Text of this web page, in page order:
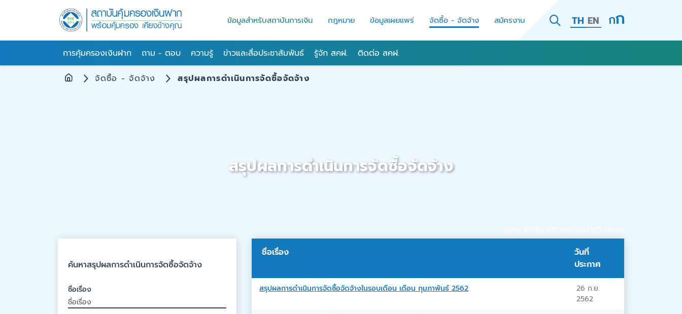
ข้อมูลสำหรับสถาบันการเงิน กฎหมาย ข้อมูลเผยแพร่ จัดซื้อ - จัดจ้าง สมัครงาน TH EN
การคุ้มครองเงินฝาก ถาม - ตอบ ความรู้ ข่าวและสื่อประชาสัมพันธ์ รู้จัก สคฝ. ติดต่อ สคฝ.
จัดซื้อ - จัดจ้าง สรุปผลการดำเนินการจัดซื้อจัดจ้าง
สรุปผลการดำเนินการจัดซื้อจัดจ้าง
ค้นหาสรุปผลการดำเนินการจัดซื้อจัดจ้าง
ชื่อเรื่อง
ชื่อเรื่อง
วันที่
ประกาศ
สรุปผลการดำเนินการจัดซื้อจัดจ้างในรอบเดือน เดือน กุมภาพันธ์ 2562
26 ก.ย.
2562